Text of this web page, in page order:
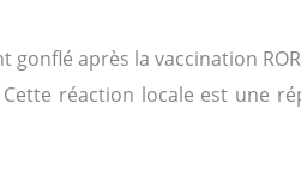
après la vaccination
réaction locale est une